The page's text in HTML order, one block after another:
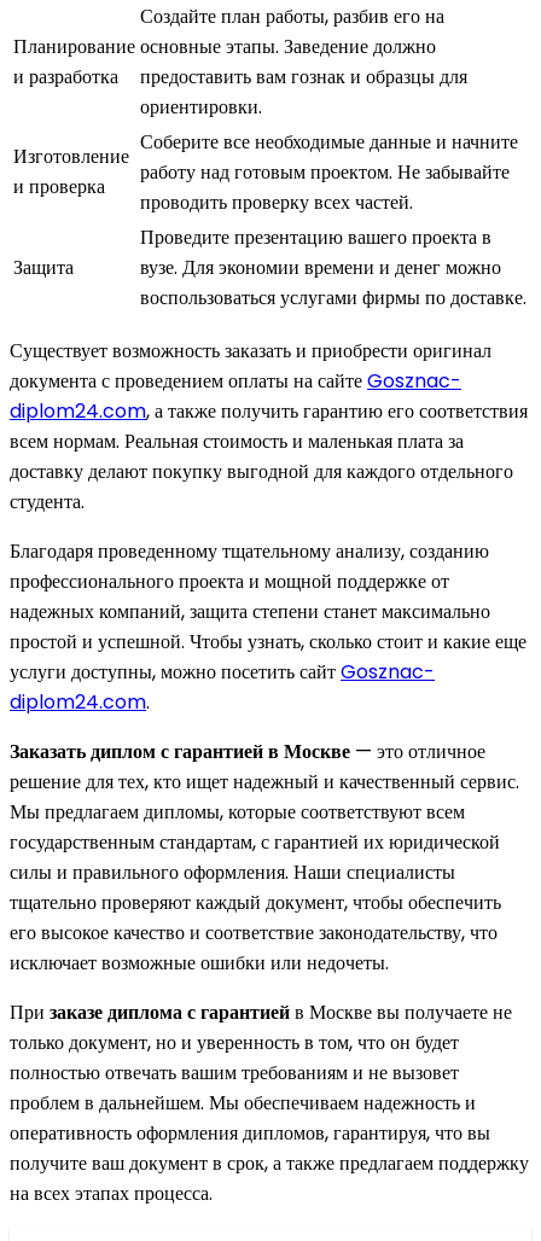
Планирование
и разработка
Создайте план работы, разбив его на
основные этапы. Заведение должно
предоставить вам гознак и образцы для
ориентировки.
Изготовление
и проверка
Соберите все необходимые данные и начните
работу над готовым проектом. Не забывайте
проводить проверку всех частей.
Защита
Проведите презентацию вашего проекта в
вузе. Для экономии времени и денег можно
воспользоваться услугами фирмы по доставке.
Существует возможность заказать и приобрести оригинал
документа с проведением оплаты на сайтеGosznac-
diplom24.com, а также получить гарантию его соответствия
всем нормам. Реальная стоимость и маленькая плата за
доставку делают покупку выгодной для каждого отдельного
студента.
Благодаря проведенному тщательному анализу, созданию
профессионального проекта и мощной поддержке от
надежных компаний, защита степени станет максимально
простой и успешной. Чтобы узнать, сколько стоит и какие еще
услуги доступны, можно посетить сайтGosznac-
diplom24.com.
Заказать диплом с гарантией в Москве — это отличное
решение для тех, кто ищет надежный и качественный сервис.
Мы предлагаем дипломы, которые соответствуют всем
государственным стандартам, с гарантией их юридической
силы и правильного оформления. Наши специалисты
тщательно проверяют каждый документ, чтобы обеспечить
его высокое качество и соответствие законодательству, что
исключает возможные ошибки или недочеты.
При заказе диплома с гарантиейв Москве вы получаете не
только документ, но и уверенность в том, что он будет
полностью отвечать вашим требованиям и не вызовет
проблем в дальнейшем. Мы обеспечиваем надежность и
оперативность оформления дипломов, гарантируя, что вы
получите ваш документ в срок, а также предлагаем поддержку
на всех этапах процесса.